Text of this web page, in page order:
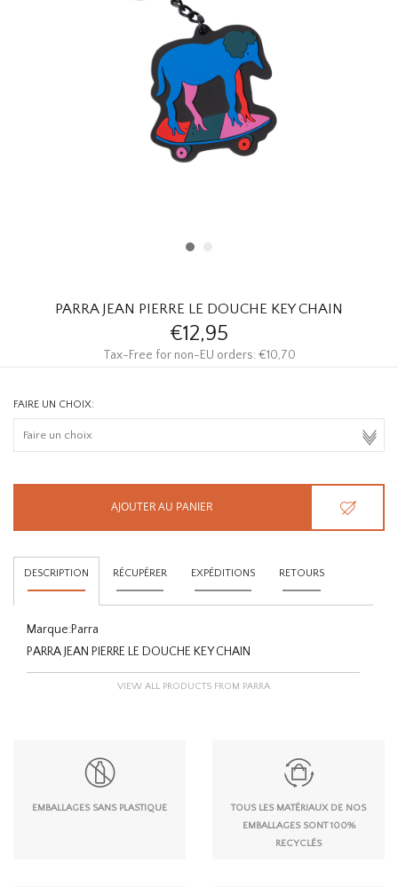
PARRA JEAN PIERRE LE DOUCHE KEY CHAIN
€12,95
Tax-Free for non-EU orders: €10,70
FAIRE UN CHOIX:
AJOUTER AU PANIER
DESCRIPTION RÉCUPÉRER EXPÉDITIONS RETOURS
Marque:Parra
PARRA JEAN PIERRE LE DOUCHE KEY CHAIN
VIEW ALL PRODUCTS FROM PARRA
EMBALLAGES SANS PLASTIQUE
TOUS LES MATÉRIAUX DE NOS
EMBALLAGES SONT 100%
RECYCLÉS